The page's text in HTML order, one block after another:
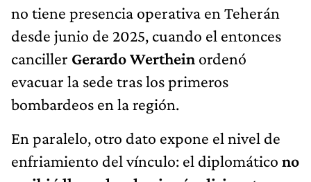
no tiene presencia operativa en Teherán
desde junio de 2025, cuando el entonces
canciller Gerardo Werthein ordenó
evacuar la sede tras los primeros
bombardeos en la región.
En paralelo, otro dato expone el nivel de
enfriamiento del vínculo: el diplomático no